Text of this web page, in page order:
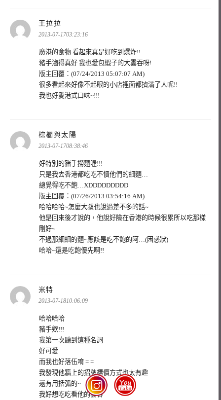
王拉拉
示:
2013-07-1703:23:16
廣港的食物 看起來真是好吃到爆炸!!
豬手滷得真好 我也愛包蝦子的大雲吞呀!
版主回覆：(07/24/2013 05:07:07 AM)
很多看起來好像不起眼的小店裡面都擠滿了人呢!!
我也好愛港式口味~!!!
棕櫚與太陽
示:
2013-07-1708:38:46
好特別的豬手撈麵喔!!!
只是我去香港都吃吃不慣他們的細麵…
總覺得吃不飽…XDDDDDDDDD
版主回覆：(07/26/2013 03:54:16 AM)
哈哈哈哈~怎麼大叔也說過差不多的話~
他是回來後才說的，他說好險在香港的時候很累所以吃那樣
剛好~
不過那細細的麵~應該是吃不飽的阿…(困惑狀)
哈哈~還是吃飽優先啊!!
米特
示:
2013-07-1810:06:09
哈哈哈哈
豬手欸!!!
我第一次聽到這種名詞
好可愛
而我也好落伍唷 = =
我發現他牆上的招牌標價方式也太有趣
還有用括弧的~
我好想吃吃看他的雲吞